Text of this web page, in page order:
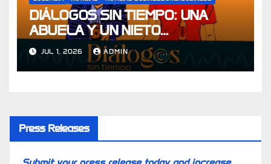
DIÁLOGOS SIN TIEMPO: UNA
ABUELA Y UN NIETO
CONVERSAN SOBRE LOS
DILEMAS QUE TODOS VIVIMOS
JUL 1, 2026 ADMIN
Press Releases